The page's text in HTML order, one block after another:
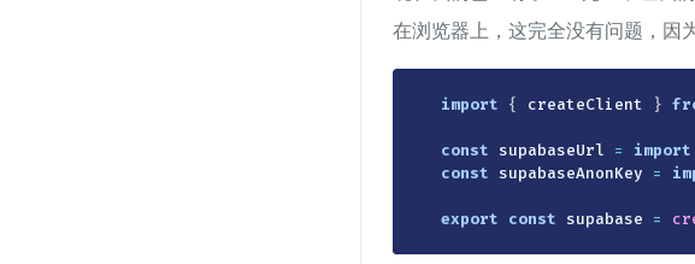
在浏览器上，这完全没有问题，因
import { createClient }
const supabaseUrl = import
const supabaseAnonKey =
export const supabase =